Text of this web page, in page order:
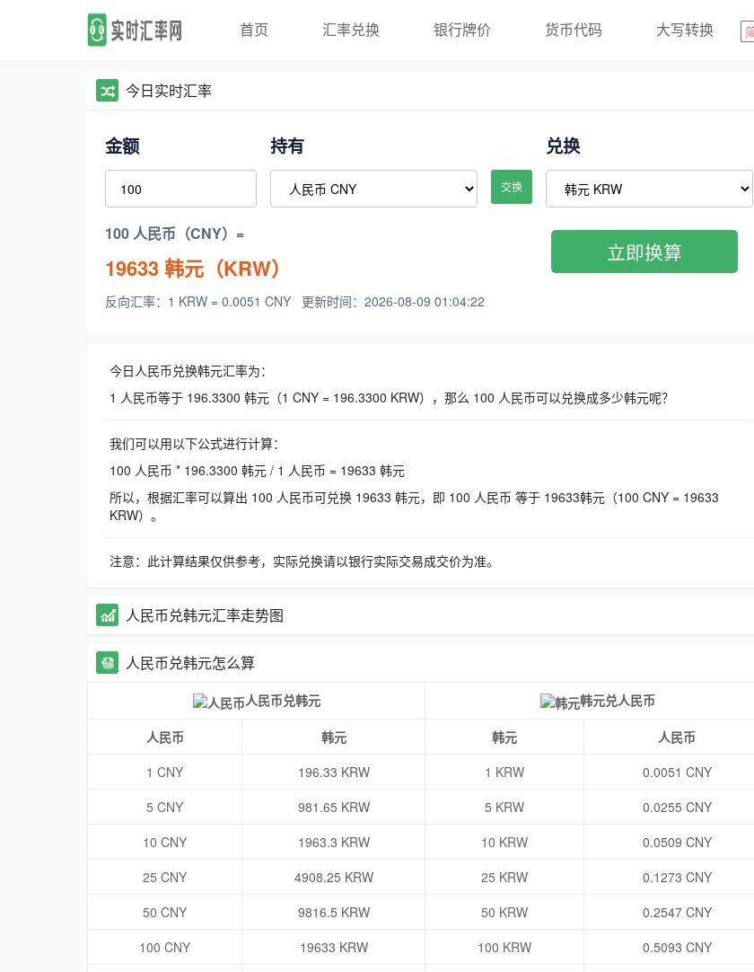
首页 汇率兑换 银行牌价 货币代码 大写转换
今日实时汇率
金额 持有
交换
兑换
100 人民币（CNY）=
19633韩元（KRW）
反向汇率：1 KRW = 0.0051 CNY 更新时间：2026-08-09 01:04:22
立即换算
今日人民币兑换韩元汇率为：
1 人民币等于 196.3300 韩元（1 CNY = 196.3300 KRW），那么 100 人民币可以兑换成多少韩元呢？
我们可以用以下公式进行计算：
100 人民币 * 196.3300 韩元 / 1 人民币 = 19633 韩元
所以，根据汇率可以算出 100 人民币可兑换 19633 韩元，即 100 人民币 等于 19633韩元（100 CNY = 19633
KRW）。
注意：此计算结果仅供参考，实际兑换请以银行实际交易成交价为准。
人民币兑韩元汇率走势图
人民币兑韩元怎么算
人民币兑韩元 韩元兑人民币
人民币 韩元 韩元
人民币
1 CNY
196.33 KRW 1 KRW
0.0051 CNY
5 CNY
981.65 KRW 5 KRW
0.0255 CNY
10 CNY
1963.3 KRW 10 KRW
0.0509 CNY
25 CNY
4908.25 KRW 25 KRW
0.1273 CNY
50 CNY
9816.5 KRW 50 KRW
0.2547 CNY
100 CNY
19633 KRW 100 KRW
0.5093 CNY